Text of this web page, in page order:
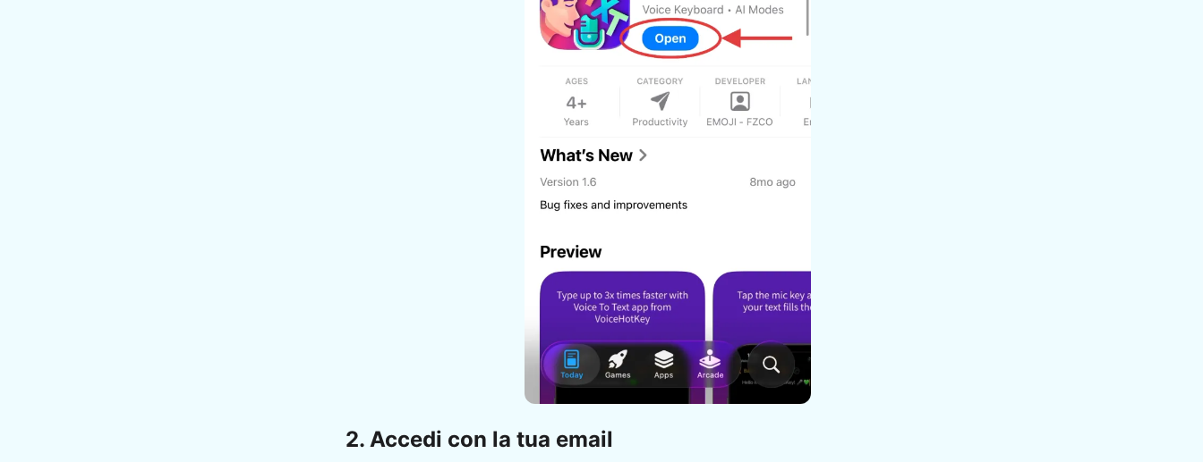
2. Accedi con la tua email